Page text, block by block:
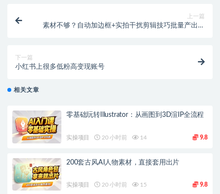
上一篇
素材不够？自动加边框+实拍干扰剪辑技巧批量产出视
下一篇
小红书上很多低粉高变现账号
相关文章
零基础玩转Illustrator：从画图到3D渲IP全流程
实操项目 20 小时前 14 9.8
200套古风AI人物素材，直接套用出片
实操项目 20 小时前 15 9.8